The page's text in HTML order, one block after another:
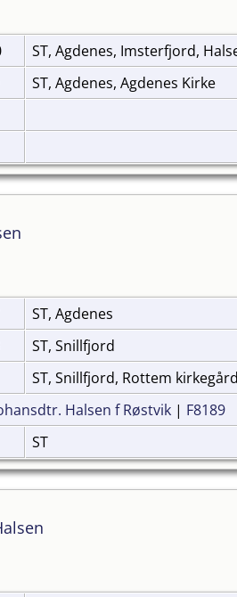
ST, Agdenes, Imsterfjord,
ST, Agdenes, Agdenes Kirke
ST, Agdenes
ST, Snillfjord
ST, Snillfjord, Rottem kirkegård
Halsen f Røstvik | F8189
ST